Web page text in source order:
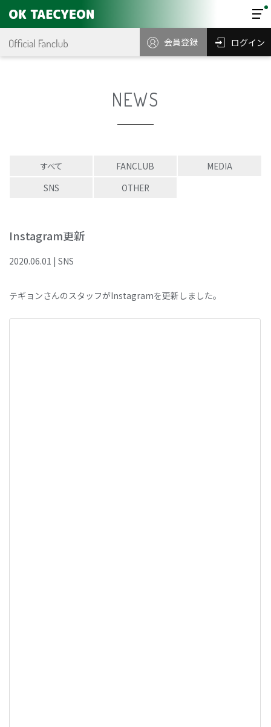
会員登録 ログイン
NEWS
すべて FANCLUB
MEDIA
SNS
OTHER
Instagram更新
2020.06.01 | SNS
テギョンさんのスタッフがInstagramを更新しました。